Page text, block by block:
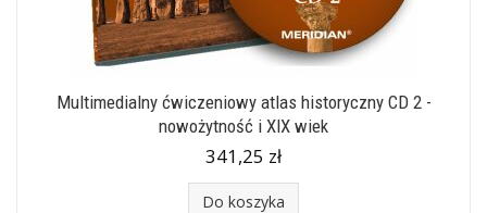
Multimedialny ćwiczeniowy atlas historyczny CD 2 -
nowożytność i XIX wiek
341,25 zł
Do koszyka